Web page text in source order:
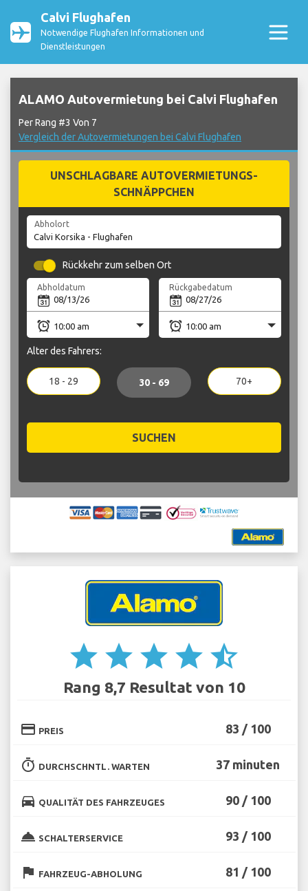
Calvi Flughafen
Notwendige Flughafen Informationen und
Dienstleistungen
ALAMO Autovermietung bei Calvi Flughafen
Per Rang #3 Von 7
Vergleich der Autovermietungen bei Calvi Flughafen
UNSCHLAGBARE AUTOVERMIETUNGS-
SCHNÄPPCHEN
Abholort
Rückkehr zum selben Ort
Abholdatum Rückgabedatum
Alter des Fahrers:
18 - 29 30 - 69 70+
SUCHEN
star star star star star_half
Rang 8,7 Resultat von 10
credit_card PREIS 83 / 100
timer DURCHSCHNTL. WARTEN 37 minuten
directions_car QUALITÄT DES FAHRZEUGES 90 / 100
room_service SCHALTERSERVICE 93 / 100
flag FAHRZEUG-ABHOLUNG 81 / 100